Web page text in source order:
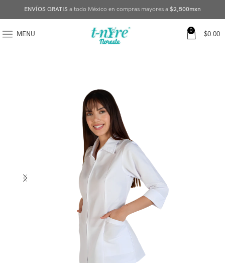
ENVÍOS GRATIS a todo México en compras mayores a $2,500mxn
MENU 0 $0.00